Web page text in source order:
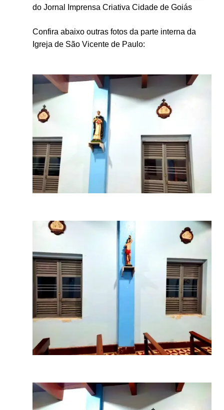
do Jornal Imprensa Criativa Cidade de Goiás
Confira abaixo outras fotos da parte interna da
Igreja de São Vicente de Paulo: